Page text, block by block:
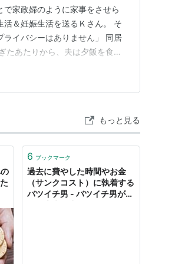
家政婦のように家事をさせら
＆妊娠生活を送るＫさん。 そ
イバシーはありません」 同居
たあたりから、夫は夕飯を食べ
う息子は起きないから寝てくだ
もっと見る
6 ブックマーク
過去に費やした時間やお金
（サンクコスト）に執着する
バツイチ男 - バツイチ男が投